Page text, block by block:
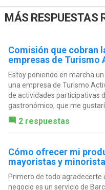
MÁS RESPUESTAS
Comisión que cobran
empresas de Turismo
Estoy poniendo en marcha
una empresa de Turismo
de actividades participativas
gastronómico, que me
2 respuestas
Cómo ofrecer mi
mayoristas y
Primero de todo
negocio es un servicio de